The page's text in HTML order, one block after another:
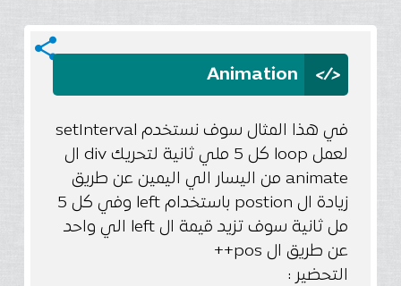
share
</>
Animation
في هذا المثال سوف نستخدم setInterval
لعمل loop كل 5 ملي ثانية لتحريك div ال
animate من اليسار الي اليمين عن طريق
زيادة ال postion باستخدام left وفي كل 5
مل ثانية سوف تزيد قيمة ال left الي واحد
عن طريق ال pos++
التحضير :